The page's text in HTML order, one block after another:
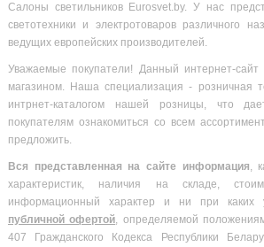
Салоны светильников Eurosvet.by. У нас
светотехники и электротоваров различного
ведущих европейских производителей.
Уважаемые покупатели! Данный интернет-сайт
магазином. Наша специализация - розничная
интрнет-каталогом нашей розницы, что
покупателям ознакомиться со всем
предложить.
Вся представленная на сайте информация,
характеристик, наличия на складе,
информационный характер и ни при каких
публичной офертой, определяемой
407 Гражданского Кодекса Республики